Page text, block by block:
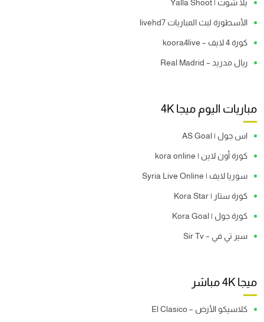
يلا شوت | Yalla Shoot
الأسطورة لبث المباريات livehd7
كورة 4 لايف – koora4live
ريال مدريد – Real Madrid
مباريات اليوم ميجا 4K
اس جول | AS Goal
كورة أون لاين | kora online
سوريا لايف | Syria Live Online
كورة ستار | Kora Star
كورة جول | Kora Goal
سير تي في – Sir Tv
ميجا 4K مباشر
كلاسيكو الأرض – El Clasico